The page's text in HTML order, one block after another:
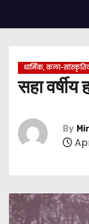
धार्मिक, कला-
सहा
By